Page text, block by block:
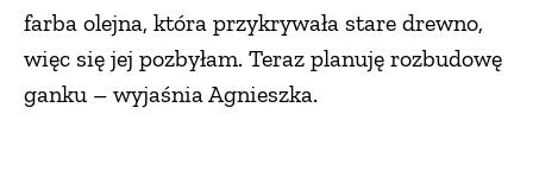
farba olejna, która przykrywała stare drewno,
więc się jej pozbyłam. Teraz planuję rozbudowę
ganku – wyjaśnia Agnieszka.